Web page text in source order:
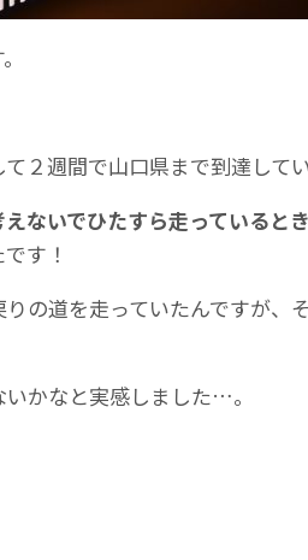
２週間で山口県まで到達してい
ないでひたすら走っているとき
す！
の道を走っていたんですが、
かなと実感しました…。